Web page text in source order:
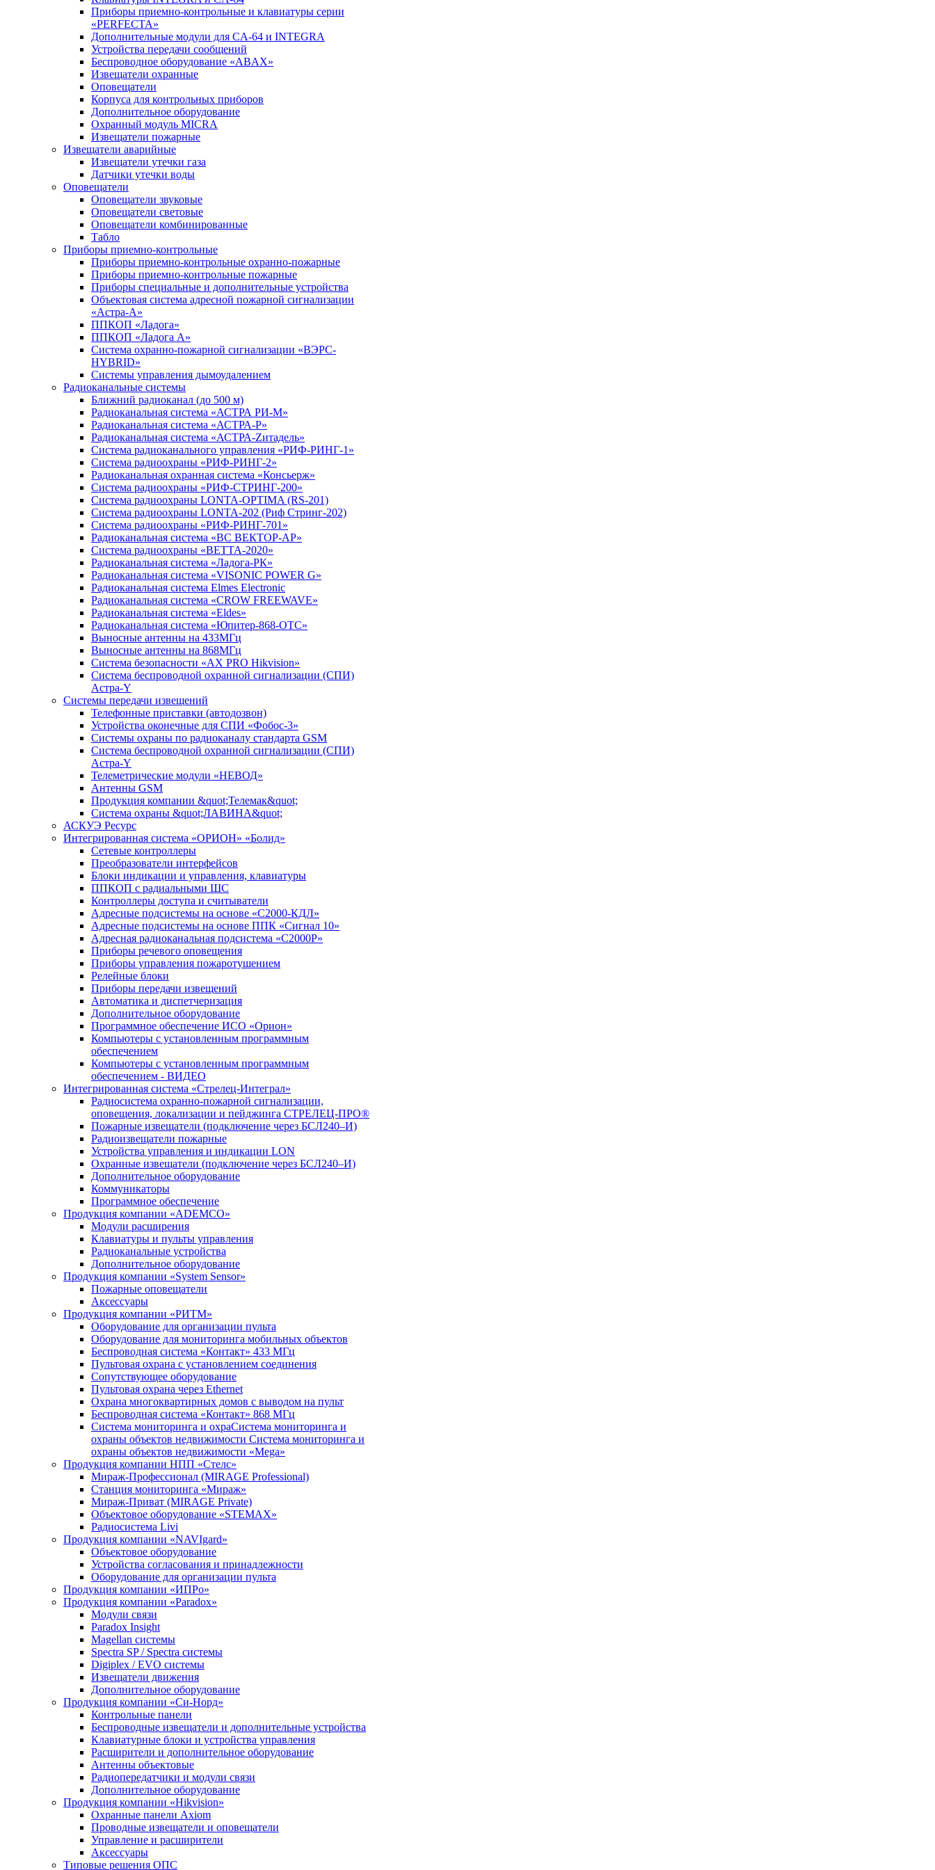
Приборы приемно-контрольные и клавиатуры серии
«PERFECTA»
Дополнительные модули для CA-64 и INTEGRA
Устройства передачи сообщений
Беспроводное оборудование «ABAX»
Извещатели охранные
Оповещатели
Корпуса для контрольных приборов
Дополнительное оборудование
Охранный модуль MICRA
Извещатели пожарные
Извещатели аварийные
Извещатели утечки газа
Датчики утечки воды
Оповещатели
Оповещатели звуковые
Оповещатели световые
Оповещатели комбинированные
Табло
Приборы приемно-контрольные
Приборы приемно-контрольные охранно-пожарные
Приборы приемно-контрольные пожарные
Приборы специальные и дополнительные устройства
Объектовая система адресной пожарной сигнализации
«Астра-А»
ППКОП «Ладога»
ППКОП «Ладога А»
Система охранно-пожарной сигнализации «ВЭРС-
HYBRID»
Системы управления дымоудалением
Радиоканальные системы
Ближний радиоканал (до 500 м)
Радиоканальная система «АСТРА РИ-М»
Радиоканальная система «АСТРА-Р»
Радиоканальная система «АСТРА-Zитадель»
Система радиоканального управления «РИФ-РИНГ-1»
Система радиоохраны «РИФ-РИНГ-2»
Радиоканальная охранная система «Консьерж»
Система радиоохраны «РИФ-СТРИНГ-200»
Система радиоохраны LONTA-OPTIMA (RS-201)
Система радиоохраны LONTA-202 (Риф Стринг-202)
Система радиоохраны «РИФ-РИНГ-701»
Радиоканальная система «ВС ВЕКТОР-АР»
Система радиоохраны «ВЕТТА-2020»
Радиоканальная система «Ладога-РК»
Радиоканальная система «VISONIC POWER G»
Радиоканальная система Elmes Electronic
Радиоканальная система «CROW FREEWAVE»
Радиоканальная система «Eldes»
Радиоканальная система «Юпитер-868-ОТС»
Выносные антенны на 433МГц
Выносные антенны на 868МГц
Система безопасности «AX PRO Hikvision»
Система беспроводной охранной сигнализации (СПИ)
Астра-Y
Системы передачи извещений
Телефонные приставки (автодозвон)
Устройства оконечные для СПИ «Фобос-3»
Системы охраны по радиоканалу стандарта GSM
Система беспроводной охранной сигнализации (СПИ)
Астра-Y
Телеметрические модули «НЕВОД»
Антенны GSM
Продукция компании &quot;Телемак&quot;
Система охраны &quot;ЛАВИНА&quot;
АСКУЭ Ресурс
Интегрированная система «ОРИОН» «Болид»
Сетевые контроллеры
Преобразователи интерфейсов
Блоки индикации и управления, клавиатуры
ППКОП с радиальными ШС
Контроллеры доступа и считыватели
Адресные подсистемы на основе «С2000-КДЛ»
Адресные подсистемы на основе ППК «Сигнал 10»
Адресная радиоканальная подсистема «С2000Р»
Приборы речевого оповещения
Приборы управления пожаротушением
Релейные блоки
Приборы передачи извещений
Автоматика и диспетчеризация
Дополнительное оборудование
Программное обеспечение ИСО «Орион»
Компьютеры с установленным программным
обеспечением
Компьютеры с установленным программным
обеспечением - ВИДЕО
Интегрированная система «Стрелец-Интеграл»
Радиосистема охранно-пожарной сигнализации,
оповещения, локализации и пейджинга СТРЕЛЕЦ-ПРО®
Пожарные извещатели (подключение через БСЛ240–И)
Радиоизвещатели пожарные
Устройства управления и индикации LON
Охранные извещатели (подключение через БСЛ240–И)
Дополнительное оборудование
Коммуникаторы
Программное обеспечение
Продукция компании «ADEMCO»
Модули расширения
Клавиатуры и пульты управления
Радиоканальные устройства
Дополнительное оборудование
Продукция компании «System Sensor»
Пожарные оповещатели
Аксессуары
Продукция компании «РИТМ»
Оборудование для организации пульта
Оборудование для мониторинга мобильных объектов
Беспроводная система «Контакт» 433 МГц
Пультовая охрана с установлением соединения
Сопутствующее оборудование
Пультовая охрана через Ethernet
Охрана многоквартирных домов с выводом на пульт
Беспроводная система «Контакт» 868 МГц
Система мониторинга и охраСистема мониторинга и
охраны объектов недвижимости Система мониторинга и
охраны объектов недвижимости «Mega»
Продукция компании НПП «Стелс»
Мираж-Профессионал (MIRAGE Professional)
Станция мониторинга «Мираж»
Мираж-Приват (MIRAGE Private)
Объектовое оборудование «STEMAX»
Радиосистема Livi
Продукция компании «NAVIgard»
Объектовое оборудование
Устройства согласования и принадлежности
Оборудование для организации пульта
Продукция компании «ИПРо»
Продукция компании «Paradox»
Модули связи
Paradox Insight
Magellan системы
Spectra SP / Spectra системы
Digiplex / EVO системы
Извещатели движения
Дополнительное оборудование
Продукция компании «Си-Норд»
Контрольные панели
Беспроводные извещатели и дополнительные устройства
Клавиатурные блоки и устройства управления
Расширители и дополнительное оборудование
Антенны объектовые
Радиопередатчики и модули связи
Дополнительное оборудование
Продукция компании «Hikvision»
Охранные панели Axiom
Проводные извещатели и оповещатели
Управление и расширители
Аксессуары
Типовые решения ОПС